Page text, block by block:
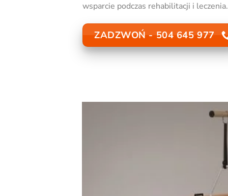
wsparcie podczas rehabilitacji i leczenia.
ZADZWOŃ - 504 645 977